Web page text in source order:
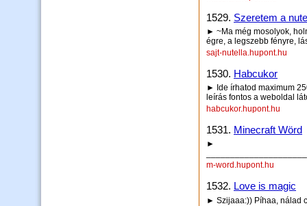
1529. Szeretem a
► ~Ma még mosolyok,
égre, a legszebb fényre,
sajt-nutella.hupont.hu
1530. Habcukor
► Ide írhatod maximum
leírás fontos a weboldal
habcukor.hupont.hu
1531. Minecraft Wörd
►
m-word.hupont.hu
1532. Love is magic
► Szijaaa:)) Píhaa, nálad